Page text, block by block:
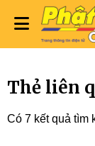
Thẻ liên
Có 7 kết quả tìm